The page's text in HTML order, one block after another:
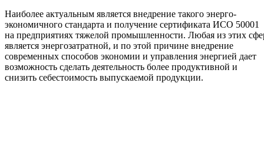
Наиболее актуальным является внедрение такого энерго-
экономичного стандарта и получение сертификата ИСО 50001
на предприятиях тяжелой промышленности. Любая из этих
является энергозатратной, и по этой причине внедрение
современных способов экономии и управления энергией дает
возможность сделать деятельность более продуктивной и
снизить себестоимость выпускаемой продукции.